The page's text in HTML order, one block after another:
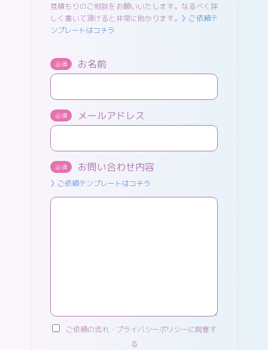
見積もりのご相談をお願いいたします。なるべく詳
しく書いて頂けると非常に助かります。 》ご依頼テ
ンプレートはコチラ
必須 お名前
必須 メールアドレス
必須 お問い合わせ内容
》ご依頼テンプレートはコチラ
ご依頼の流れ・プライバシーポリシーに同意す
る